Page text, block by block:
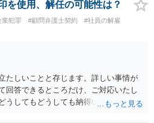
を使用、解任の可能性は？
業犯罪 #顧問弁護士契約 #社員の解雇
たしいことと存じます。詳しい事情が
回答できるところだけ、ご対応いたし
うしてもどうしても納得いかなけれ